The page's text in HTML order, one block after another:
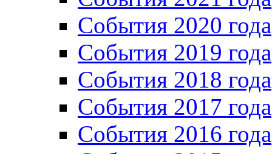
События 2020 года
События 2019 года
События 2018 года
События 2017 года
События 2016 года